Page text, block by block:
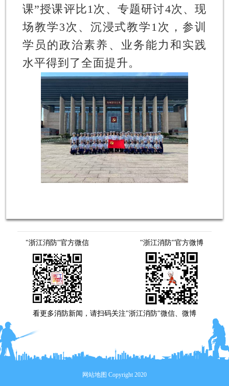
课”授课评比1次、专题研讨4次、现
场教学3次、沉浸式教学1次，参训
学员的政治素养、业务能力和实践
水平得到了全面提升。
"浙江消防"官方微信 "浙江消防"官方微博
看更多消防新闻，请扫码关注"浙江消防"微信、微博
网站地图 Copyright 2020